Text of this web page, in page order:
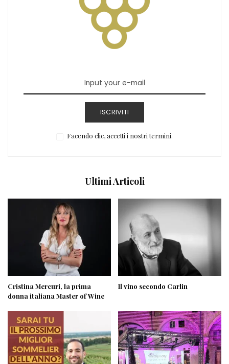
ISCRIVITI
Facendo clic, accetti i nostri termini.
Ultimi Articoli
Cristina Mercuri, la prima
donna italiana Master of Wine
Il vino secondo Carlin